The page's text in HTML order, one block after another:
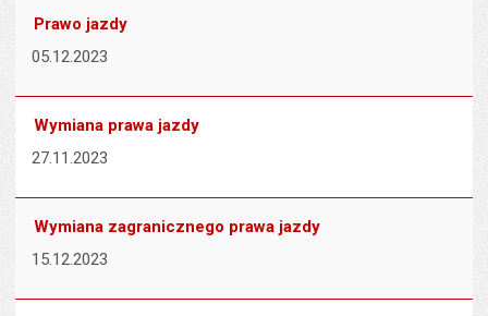
Prawo jazdy
05.12.2023
Wymiana prawa jazdy
27.11.2023
Wymiana zagranicznego prawa jazdy
15.12.2023